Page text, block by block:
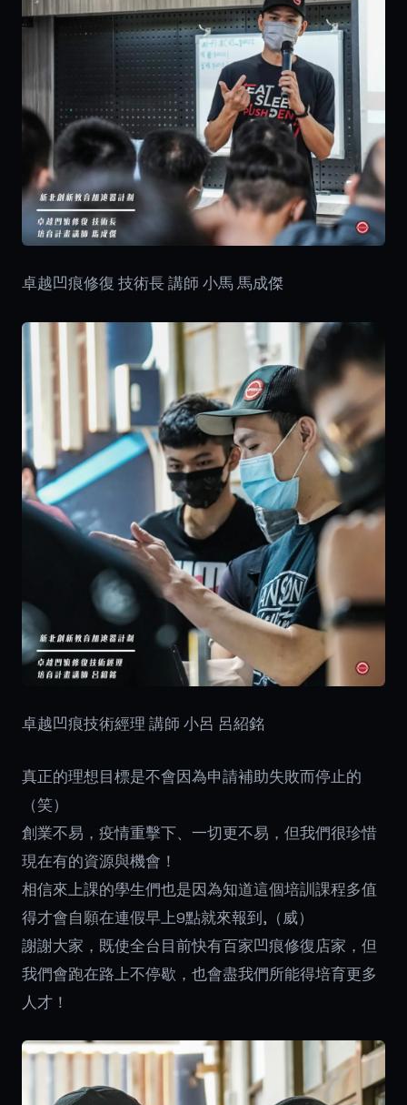
卓越凹痕修復 技術長 講師 小馬 馬成傑
卓越凹痕技術經理 講師 小呂 呂紹銘
真正的理想目標是不會因為申請補助失敗而停止的
（笑）
創業不易，疫情重擊下、一切更不易，但我們很珍惜
現在有的資源與機會！
相信來上課的學生們也是因為知道這個培訓課程多值
得才會自願在連假早上9點就來報到,（威）
謝謝大家，既使全台目前快有百家凹痕修復店家，但
我們會跑在路上不停歇，也會盡我們所能得培育更多
人才！